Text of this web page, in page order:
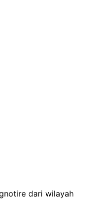
dari wilayah